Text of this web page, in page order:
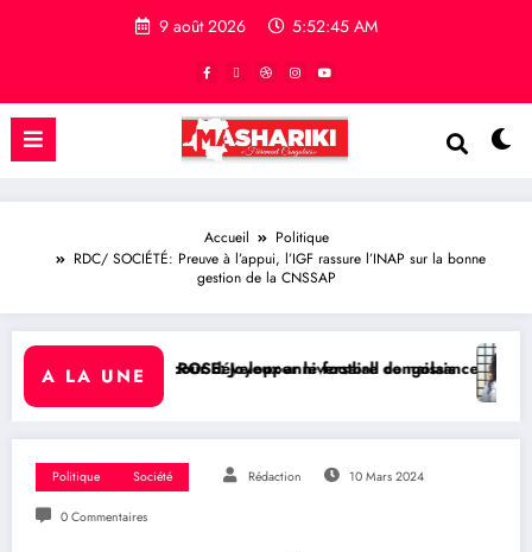
9 août 2026 5:52:46 AM
Accueil
Politique
RDC/ SOCIÉTÉ: Preuve à l’appui, l’IGF rassure l’INAP sur la bonne
gestion de la CNSSAP
A LA UNE
pour développer le football congolais
ROSE: Joyeux anniversaire de naissance à l’Honorable Amato
RDC/ SPORT :
Politique Société Rédaction 10 Mars 2024
0 Commentaires